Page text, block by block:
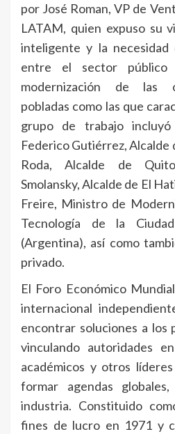
por José Roman, VP de
LATAM, quien expuso su
inteligente y la necesidad
entre el sector
modernización de las
pobladas como las que
grupo de trabajo
Federico Gutiérrez,
Roda, Alcalde de
Smolansky, Alcalde de El
Freire, Ministro de
Tecnología de la
(Argentina), así como
privado.
El Foro Económico
internacional
encontrar soluciones a los
vinculando autoridades
académicos y otros
formar agendas
industria. Constituido
fines de lucro en 1971 y